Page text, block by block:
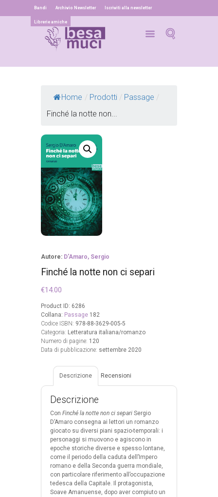
Bandi Archivio Newsletter Iscriviti alla newsletter
Librerie amiche
Home / Prodotti / Passage /
Finché la notte non...
Autore: D'Amaro, Sergio
Finché la notte non ci separi
€14.00
Product ID: 6286
Collana: Passage 182
Codice ISBN: 978-88-3629-005-5
Categoria: Letteratura italiana/romanzo
Numero di pagine: 120
Data di pubblicazione: settembre 2020
Descrizione Recensioni
Descrizione
Con Finché la notte non ci separi Sergio
D’Amaro consegna ai lettori un romanzo
giocato su diversi piani spazio-temporali: i
personaggi si muovono e agiscono in
epoche storiche diverse e spesso lontane,
come il periodo della caduta dell’Impero
romano e della Seconda guerra mondiale,
con particolare riferimento all’occupazione
tedesca della Capitale.
Il protagonista,
Soave Amanuense, dopo aver compiuto un